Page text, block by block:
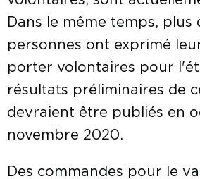
Dans le même temps, plus
personnes ont exprimé
porter volontaires pour
résultats préliminaires de
devraient être publiés en
novembre 2020.
Des commandes pour le